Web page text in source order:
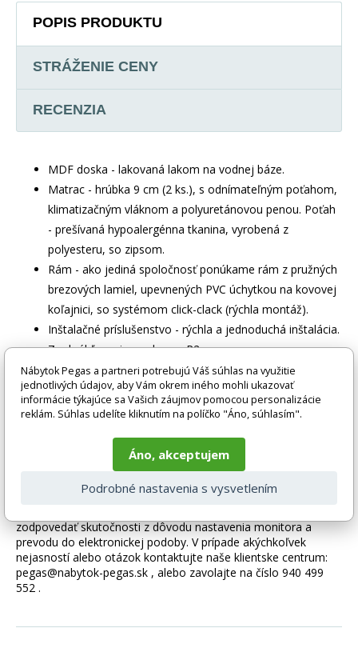
POPIS PRODUKTU
STRÁŽENIE CENY
RECENZIA
MDF doska - lakovaná lakom na vodnej báze.
Matrac - hrúbka 9 cm (2 ks.), s odnímateľným poťahom,
klimatizačným vláknom a polyuretánovou penou. Poťah
- prešívaná hypoalergénna tkanina, vyrobená z
polyesteru, so zipsom.
Rám - ako jediná spoločnosť ponúkame rám z pružných
brezových lamiel, upevnených PVC úchytkou na kovovej
koľajnici, so systémom click-clack (rýchla montáž).
Inštalačné príslušenstvo - rýchla a jednoduchá inštalácia.
Zaokrúhľovanie - polomer R2.
Certifikovaná posteľ - kvalita a bezpečnosť podľa noriem
TUV.
Nosnosť - 100 kg na úroveň.
Tovar sa dodáva bez príslušenstva a dekorácií (napr. textilných
doplnkov, spotrebičov, vodovodných batérií, matracov atď.),
preto nie sú zahrnuté v cene. Tovar sa zvyčajne dodáva v
demontovanom stave v závislosti od povahy tovaru.
zodpovedať skutočnosti z dôvodu nastavenia monitora a
prevodu do elektronickej podoby. V prípade akýchkoľvek
nejasností alebo otázok kontaktujte naše klientske centrum:
pegas@nabytok-pegas.sk , alebo zavolajte na číslo 940 499
552 .
Nábytok Pegas a partneri potrebujú Váš súhlas na využitie
jednotlivých údajov, aby Vám okrem iného mohli ukazovať
informácie týkajúce sa Vašich záujmov pomocou personalizácie
reklám. Súhlas udelíte kliknutím na políčko "Áno, súhlasím".
Áno, akceptujem
Podrobné nastavenia s vysvetlením